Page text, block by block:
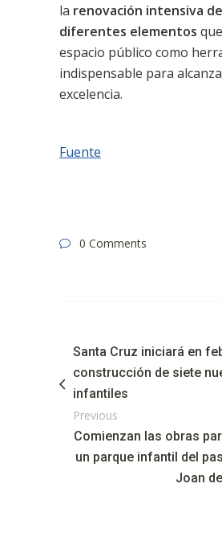
la renovación intensiva
diferentes elementos
espacio público como
indispensable para
excelencia.
Fuente
0 Comments
Santa Cruz iniciará en
construcción de siete
infantiles
Previous
Comienzan las obras
un parque infantil del
Joan